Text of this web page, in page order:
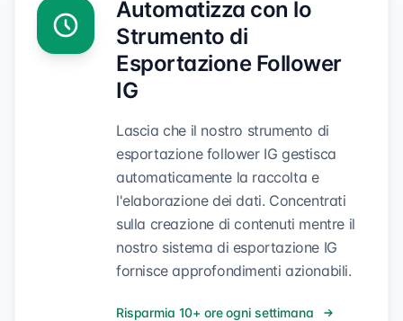
Automatizza con lo
Strumento di
Esportazione Follower
IG
Lascia che il nostro strumento di
esportazione follower IG gestisca
automaticamente la raccolta e
l'elaborazione dei dati. Concentrati
sulla creazione di contenuti mentre il
nostro sistema di esportazione IG
fornisce approfondimenti azionabili.
Risparmia 10+ ore ogni settimana